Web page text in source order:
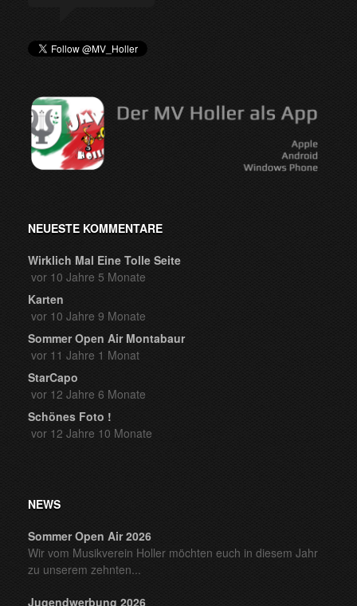
NEUESTE KOMMENTARE
Wirklich Mal Eine Tolle Seite
vor 10 Jahre 5 Monate
Karten
vor 10 Jahre 9 Monate
Sommer Open Air Montabaur
vor 11 Jahre 1 Monat
StarCapo
vor 12 Jahre 6 Monate
Schönes Foto !
vor 12 Jahre 10 Monate
NEWS
Sommer Open Air 2026
Wir vom Musikverein Holler möchten euch in diesem Jahr
zu unserem zehnten...
Jugendwerbung 2026